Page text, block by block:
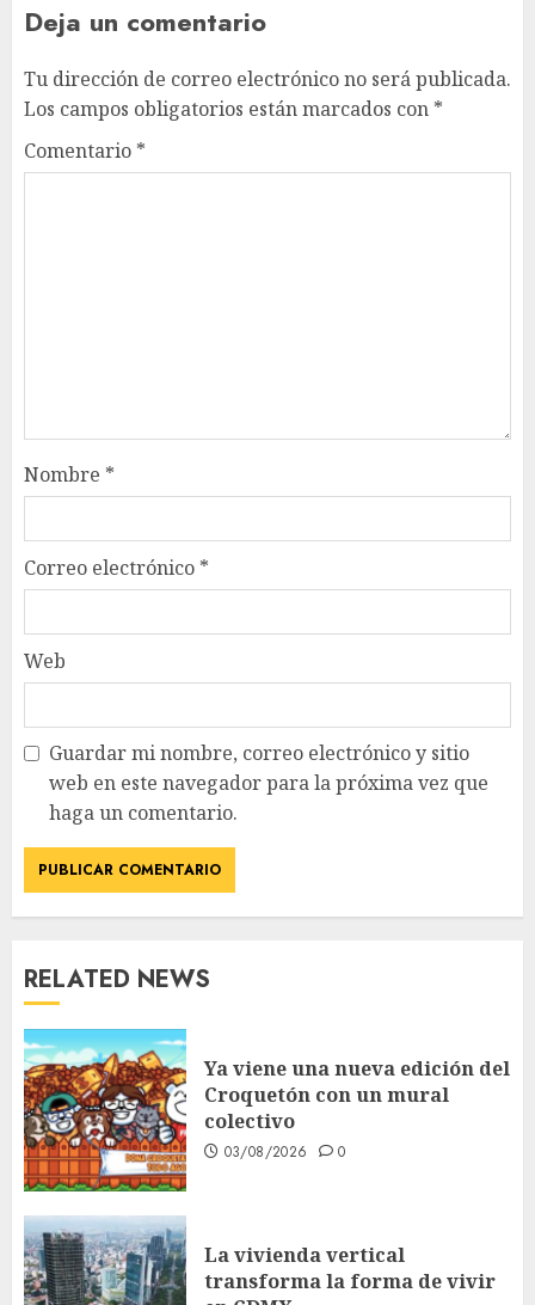
Deja un comentario
Tu dirección de correo electrónico no será publicada.
Los campos obligatorios están marcados con *
Comentario *
Nombre *
Correo electrónico *
Web
Guardar mi nombre, correo electrónico y sitio
web en este navegador para la próxima vez que
haga un comentario.
RELATED NEWS
Ya viene una nueva edición del
Croquetón con un mural
colectivo
03/08/2026 0
La vivienda vertical
transforma la forma de vivir